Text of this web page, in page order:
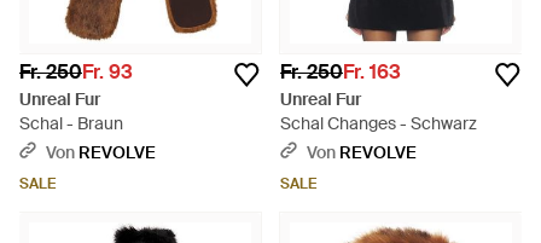
Fr. 250Fr. 93
Unreal Fur
Schal - Braun
Von REVOLVE
SALE
Fr. 250Fr. 163
Unreal Fur
Schal Changes - Schwarz
Von REVOLVE
SALE